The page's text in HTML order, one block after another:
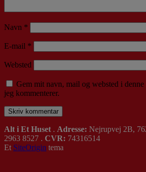
Navn *
E-mail *
Websted
Gem mit navn, mail og websted i
jeg kommenterer.
Alt i Et Huset . Adresse: Nejrupvej 2B,
2963 8527 . CVR: 74316514
Et SiteOrigin tema